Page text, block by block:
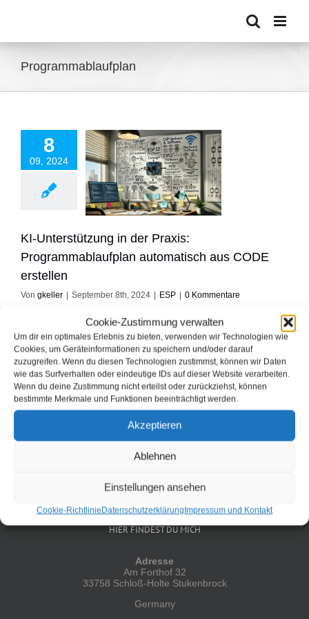
Cookie-Zustimmung verwalten
Um dir ein optimales Erlebnis zu bieten, verwenden wir Technologien wie
Cookies, um Geräteinformationen zu speichern und/oder darauf
zuzugreifen. Wenn du diesen Technologien zustimmst, können wir Daten
wie das Surfverhalten oder eindeutige IDs auf dieser Website verarbeiten.
Wenn du deine Zustimmung nicht erteilst oder zurückziehst, können
bestimmte Merkmale und Funktionen beeinträchtigt werden.
Akzeptieren
Ablehnen
Einstellungen ansehen
Cookie-RichtlinieDatenschutzerklärungImpressum und Kontakt
Programmablaufplan
8
09, 2024
in der
Praxis:
aus CODE
KI-Unterstützung in der Praxis:
Programmablaufplan automatisch aus CODE
erstellen
Von gkeller September 8th, 2024 ESP 0 Kommentare
Ich kann mich an Zeiten erinnern, wo man erst einen
Programm Ablaufplan erstellt hat bevor man angefangen hat
ein Programm zu schreiben. Irgendwie erwische ich mich
auch dabei, dieses ist oftmals andersrum und der
Programmablaufplan wird gar nicht mehr erstellt. Das ist ein
leidiger Punkt der Dokumentation, welcher dann auch [...]
HIER FINDEST DU MICH
Adresse
Am Forthof 32
33758 Schloß-Holte Stukenbrock
Germany